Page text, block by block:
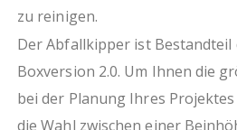
zu reinigen.
Der Abfallkipper ist
Boxversion 2.0. Um Ihnen die
bei der Planung Ihres
die Wahl zwischen einer